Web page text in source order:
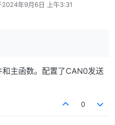
2024年9月6日 上午3:31
编辑
主函数。配置了CAN0发送
0